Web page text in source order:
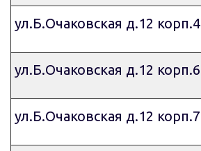
ул.Б.Очаковская д.12 корп.4
ул.Б.Очаковская д.12 корп.6
ул.Б.Очаковская д.12 корп.7